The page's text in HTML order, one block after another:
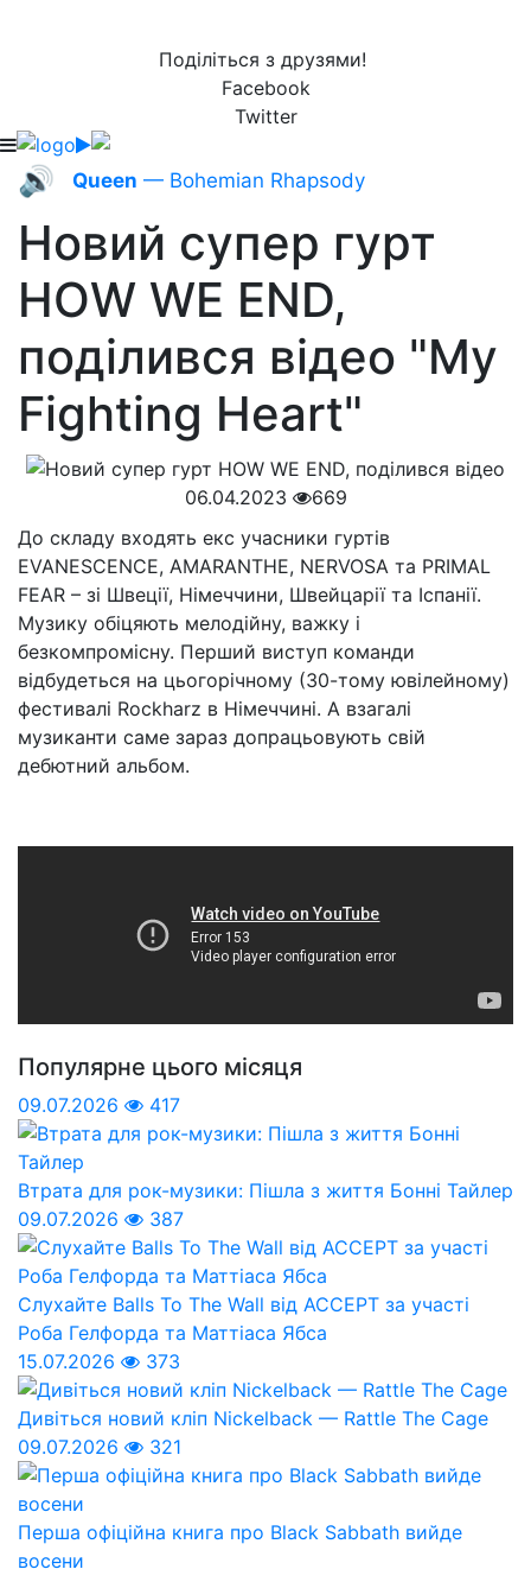
Поділіться з друзями!
Facebook
Twitter
🔊 Queen — Bohemian Rhapsody
Новий супер гурт
HOW WE END,
поділився відео "My
Fighting Heart"
06.04.2023
669
До складу входять екс учасники гуртів
EVANESCENCE, AMARANTHE, NERVOSA та PRIMAL
FEAR – зі Швеції, Німеччини, Швейцарії та Іспанії.
Музику обіцяють мелодійну, важку і
безкомпромісну. Перший виступ команди
відбудеться на цьогорічному (30-тому ювілейному)
фестивалі Rockharz в Німеччині. А взагалі
музиканти саме зараз допрацьовують свій
дебютний альбом.
Популярне цього місяця
09.07.2026 417
Втрата для рок-музики: Пішла з життя Бонні Тайлер
09.07.2026
387
Слухайте Balls To The Wall від ACCEPT за участі
Роба Гелфорда та Маттіаса Ябса
15.07.2026
373
Дивіться новий кліп Nickelback — Rattle The Cage
09.07.2026
321
Перша офіційна книга про Black Sabbath вийде
восени